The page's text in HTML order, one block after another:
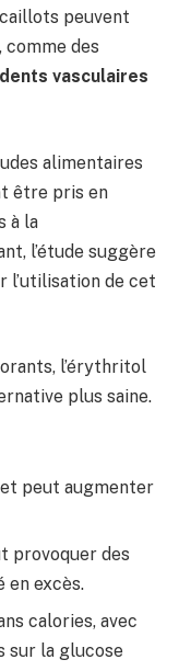
peuvent
comme des
vasculaires
alimentaires
être pris en
à la
l’étude suggère
l’utilisation de cet
l’érythritol
plus saine.
peut augmenter
provoquer des
en excès.
calories, avec
sur la glucose